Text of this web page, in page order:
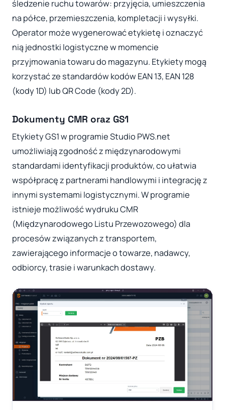
śledzenie ruchu towarów: przyjęcia, umieszczenia
na półce, przemieszczenia, kompletacji i wysyłki.
Operator może wygenerować etykietę i oznaczyć
nią jednostki logistyczne w momencie
przyjmowania towaru do magazynu. Etykiety mogą
korzystać ze standardów kodów EAN 13, EAN 128
(kody 1D) lub QR Code (kody 2D).
Dokumenty CMR oraz GS1
Etykiety GS1 w programie Studio PWS.net
umożliwiają zgodność z międzynarodowymi
standardami identyfikacji produktów, co ułatwia
współpracę z partnerami handlowymi i integrację z
innymi systemami logistycznymi. W programie
istnieje możliwość wydruku CMR
(Międzynarodowego Listu Przewozowego) dla
procesów związanych z transportem,
zawierającego informacje o towarze, nadawcy,
odbiorcy, trasie i warunkach dostawy.